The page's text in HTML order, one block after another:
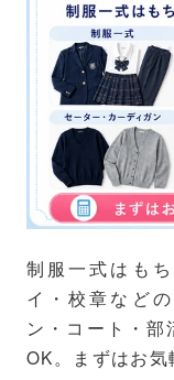
制服一式はも
イ・校章など
ン・コート・
OK。まずはお気